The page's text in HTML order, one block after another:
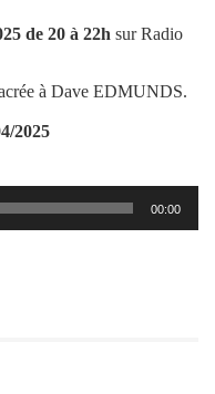
de 20 à 22h sur Radio
à Dave EDMUNDS.
2025
00:00